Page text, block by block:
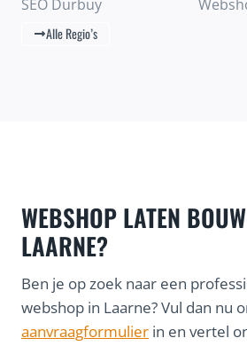
SEO Durbuy
Alle Regio’s
WEBSHOP LATEN
LAARNE?
Ben je op zoek naar een
webshop in Laarne? Vul dan nu
aanvraagformulier in en vertel